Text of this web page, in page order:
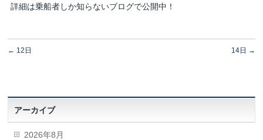
詳細は乗船者しか知らないブログで公開中！
← 12日 14日 →
アーカイブ
2026年8月